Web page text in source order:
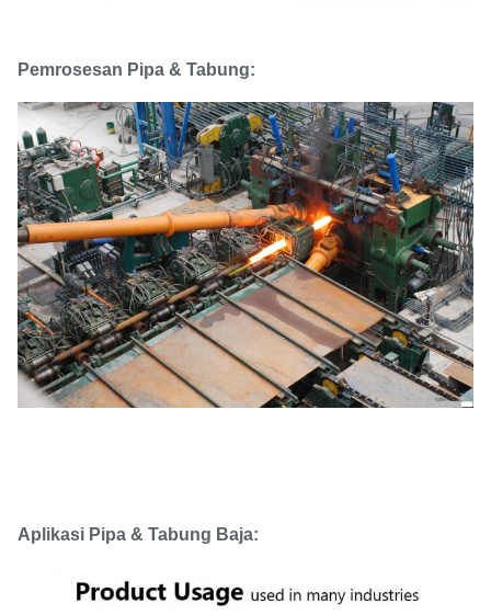
Pemrosesan Pipa & Tabung:
Aplikasi Pipa & Tabung Baja: